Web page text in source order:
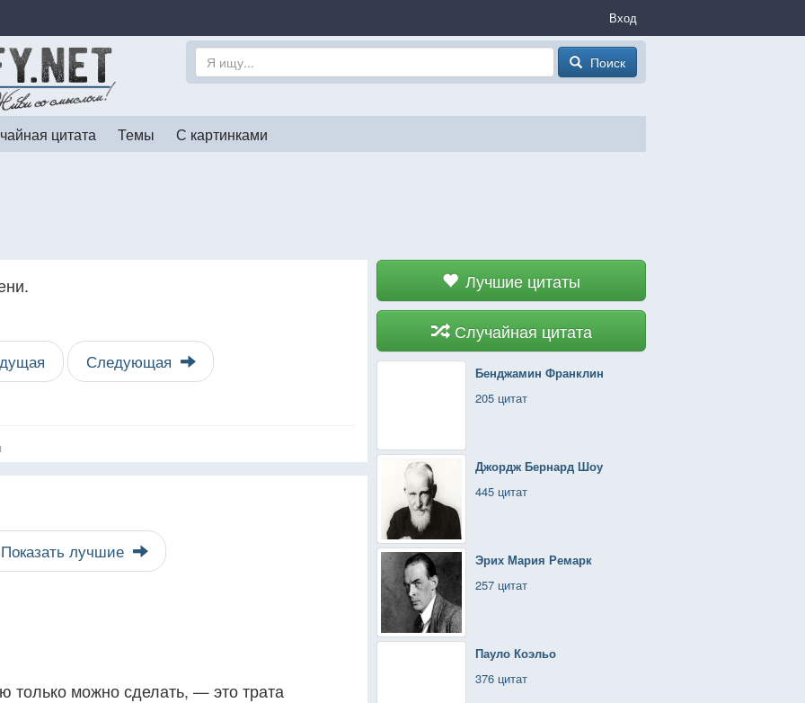
Вход
Поиск
цитата Темы С картинками
Лучшие цитаты
Случайная цитата
Бенджамин Франклин
205 цитат
Джордж Бернард Шоу
445 цитат
Эрих Мария Ремарк
257 цитат
Пауло Коэльо
376 цитат
Следующая
лучшие
только можно сделать, — это трата